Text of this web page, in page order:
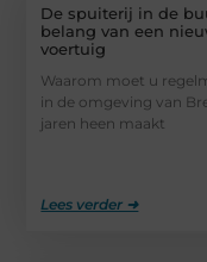
De spuiterij in de
belang van een
voertuig
Waarom moet u
in de omgeving van
jaren heen maakt
Lees verder ➜